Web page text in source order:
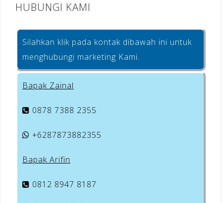
HUBUNGI KAMI
Silahkan klik pada kontak dibawah ini untuk
menghubungi marketing Kami.
Bapak Zainal
0878 7388 2355
+6287873882355
Bapak Arifin
0812 8947 8187